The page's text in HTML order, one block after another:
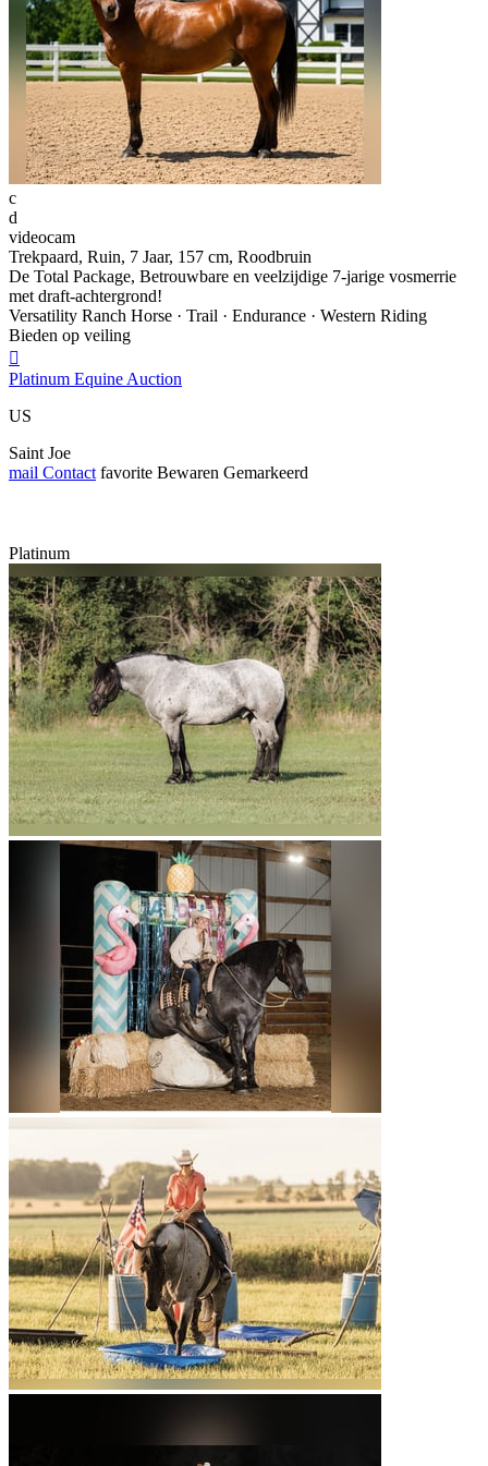
c
d
videocam
Trekpaard, Ruin, 7 Jaar, 157 cm, Roodbruin
De Total Package, Betrouwbare en veelzijdige 7-jarige vosmerrie
met draft-achtergrond!
Versatility Ranch Horse · Trail · Endurance · Western Riding
Bieden op veiling

Platinum Equine Auction
US
Saint Joe
mail Contact favorite Bewaren Gemarkeerd
Platinum